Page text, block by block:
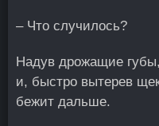
– Что случилось?
Надув дрожащие
и, быстро вытерев
бежит дальше.